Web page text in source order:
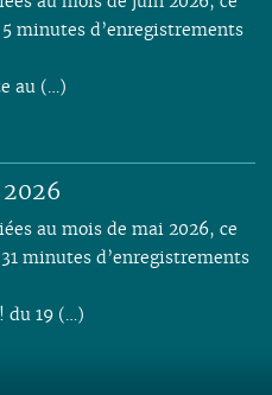
minutes d’enregistrements
au (…)
au mois de mai 2026, ce
minutes d’enregistrements
du 19 (…)